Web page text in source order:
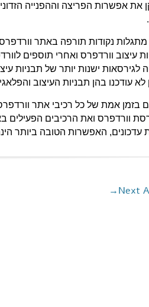
את אפשרות הפריצה וההפנייה
נקודות תורפה באתר
עיצוב וורדפרס ואחרי תוספים
לגירסאות ישנות יותר של תבניות
לא עודכנו בהן תבניות העיצוב
בזמן אמת של כל רכיבי אתר
וורדפרס ואת הרכיבים הפעילים
עדכונים, האפשרות הטובה
Next
→